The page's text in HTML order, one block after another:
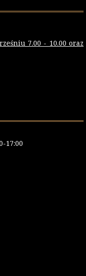
7.00 - 10.00 oraz
17:00